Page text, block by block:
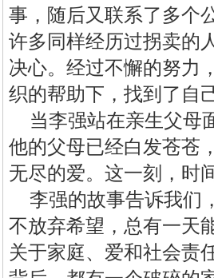
事，随后又联系了多个
许多同样经历过拐卖的
决心。经过不懈的努力
织的帮助下，找到了自
当李强站在亲生父母
他的父母已经白发苍苍
无尽的爱。这一刻，时
李强的故事告诉我们
不放弃希望，总有一天
关于家庭、爱和社会责